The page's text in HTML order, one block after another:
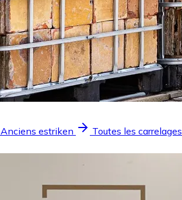
Anciens estriken
Toutes les carrelages